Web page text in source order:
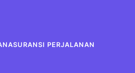
ASURANSI PERJALANAN